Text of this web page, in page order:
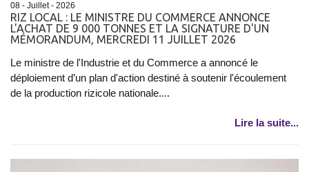
08 - Juillet - 2026
RIZ LOCAL : LE MINISTRE DU COMMERCE ANNONCE
L'ACHAT DE 9 000 TONNES ET LA SIGNATURE D'UN
MÉMORANDUM, MERCREDI 11 JUILLET 2026
Le ministre de l'Industrie et du Commerce a annoncé le
déploiement d’un plan d'action destiné à soutenir l'écoulement
de la production rizicole nationale....
Lire la suite...